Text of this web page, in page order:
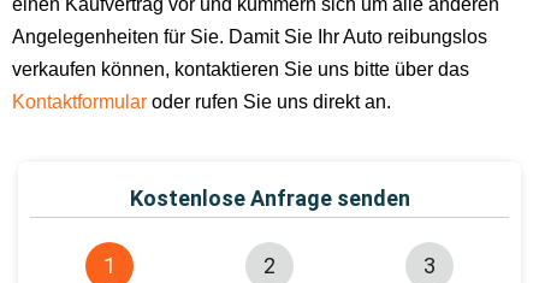
einen Kaufvertrag vor und kümmern sich um alle anderen
Angelegenheiten für Sie. Damit Sie Ihr Auto reibungslos
verkaufen können, kontaktieren Sie uns bitte über das
Kontaktformular oder rufen Sie uns direkt an.